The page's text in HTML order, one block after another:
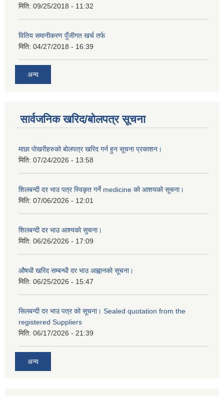
मिति: 09/25/2018 - 11:32
वितिय समानीकरण पुँजीगत खर्च तर्फ
मिति: 04/27/2018 - 16:39
अन्य
सार्वजनिक खरिद/बोलपत्र सूचना
माछा पोखरीहरुको बोलपत्र खरिद गर्न हुन सूचना प्रकाशन।
मिति: 07/24/2026 - 13:58
शिलबन्दी दर भाउ पत्र स्विकृत गर्ने medicine को आशयको सूचना।
मिति: 07/06/2026 - 12:01
शिलबन्दी दर भाउ आश्यको सुचना।
मिति: 06/26/2026 - 17:09
औषधी खरिद सम्बन्धी दर भाउ आह्वानको सूचना।
मिति: 06/25/2026 - 15:47
सिलबन्दी दर भाउ पत्र को सूचना। Sealed quotation from the
registered Suppliers
मिति: 06/17/2026 - 21:39
अन्य